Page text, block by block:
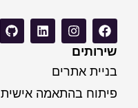
שירותים
בניית אתרים
פיתוח בהתאמה אישית